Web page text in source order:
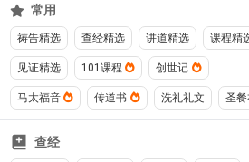
常用
祷告精选 查经精选 讲道精选 课程精
见证精选 101课程 创世记
马太福音 传道书 洗礼礼文 圣餐
查经